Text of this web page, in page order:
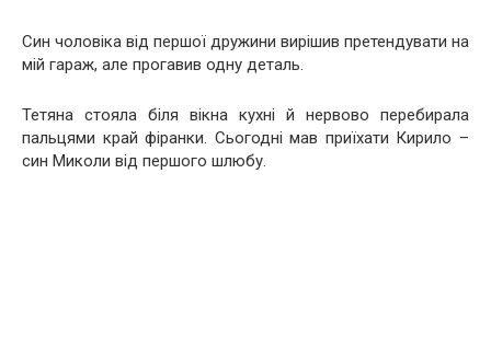
Син чоловіка від першої дружини вирішив претендувати на
мій гараж, але прогавив одну деталь.
Тетяна стояла біля вікна кухні й нервово перебирала
пальцями край фіранки. Сьогодні мав приїхати Кирило –
син Миколи від першого шлюбу.